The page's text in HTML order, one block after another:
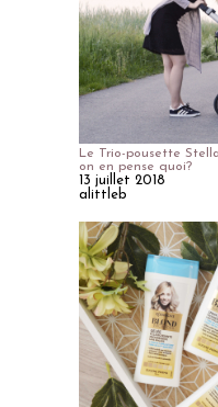
Le Trio-pousette
on en pense quoi?
13 juillet 2018
alittleb